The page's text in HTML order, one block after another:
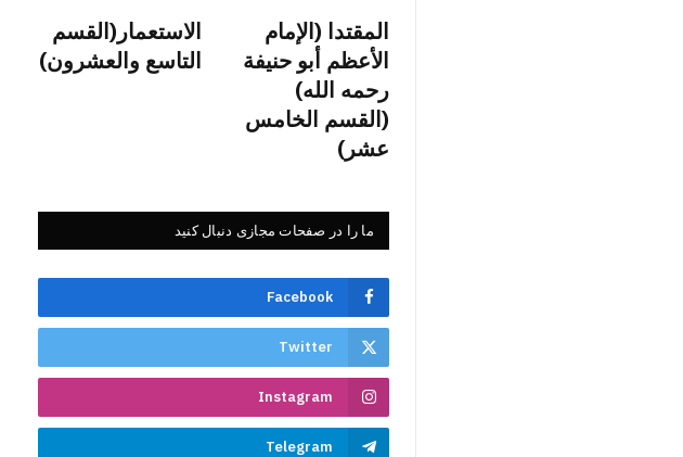
المقتدا (الإمام
الأعظم أبو حنيفة
رحمه الله)
(القسم الخامس
عشر)
الاستعمار(القسم
التاسع والعشرون)
ما را در صفحات مجازی دنبال کنید
Facebook
Twitter
Instagram
Telegram